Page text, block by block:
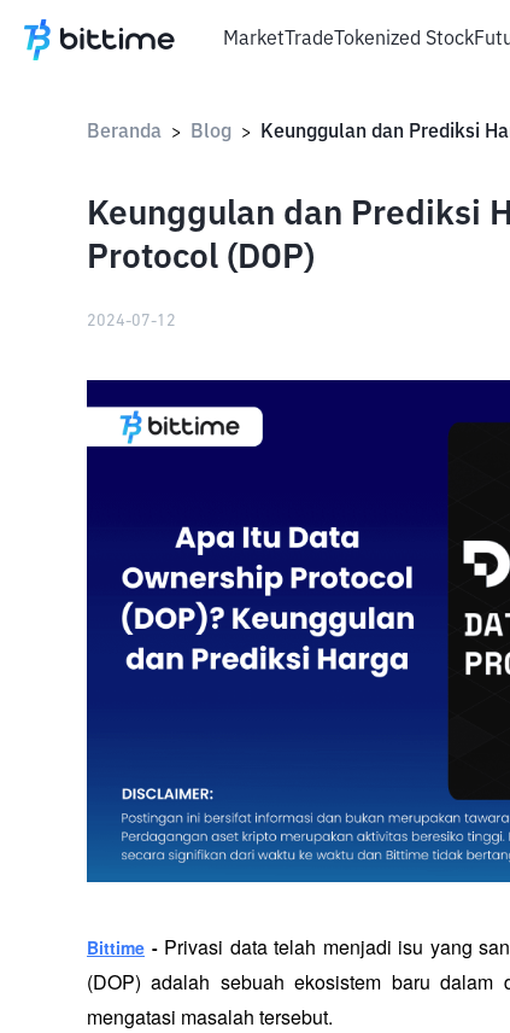
MarketTradeTokenized Stock
Beranda > Blog >
Keunggulan dan Prediksi
Protocol (DOP)
2024-07-12
Bittime - Privasi data telah menjadi isu yang
(DOP) adalah sebuah ekosistem baru dalam
mengatasi masalah tersebut.